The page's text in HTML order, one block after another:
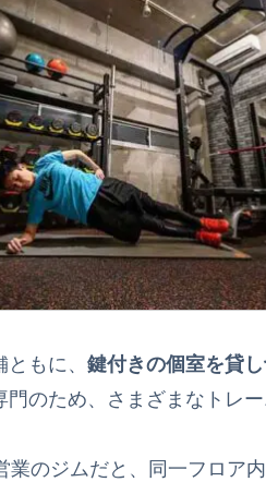
もに、 鍵付きの個室を貸
門のため、さまざまなトレー
業のジムだと、同一フロア